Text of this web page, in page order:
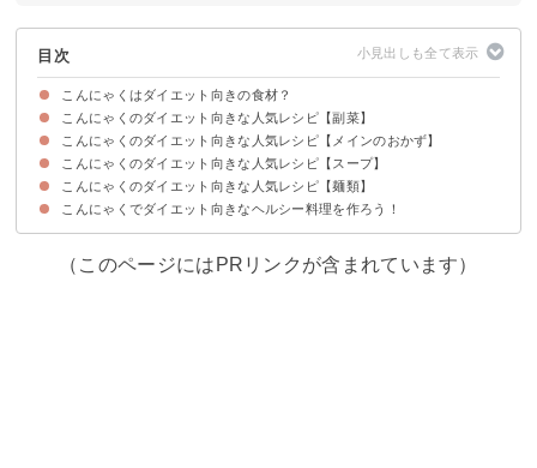
目次
こんにゃくはダイエット向きの食材？
こんにゃくがダイエット向きな理由・効果
こんにゃくのダイエット向きな食べ方・調理法
こんにゃくのダイエット向きな人気レシピ【副菜】
①こんにゃくの甘辛煮
②刺身こんにゃくとわかめのナムル
③作り置きに最適な照り焼きこんにゃく
④こんにゃくときのこの和え物
⑤糸こんにゃくとツナのきんぴら
⑥こんにゃくと豆腐の白和え
こんにゃくのダイエット向きな人気レシピ【メインのおかず】
①大根とこんにゃくのピリ辛煮
②厚揚げこんにゃく味噌煮込み
③えのきとピリ辛こんにゃく
④鶏ごぼうこんにゃく
⑤牛すじ煮込み
⑥豚バラこんにゃく
⑦こんにゃくステーキ
こんにゃくのダイエット向きな人気レシピ【スープ】
①精進料理・けんちん汁
②腸内改善ねばねばスープ
③サンラータン風味ダイエットスープ
④糸こんにゃくの味噌キムチスープ
⑤きのことこんにゃくのダイエットスープ
こんにゃくのダイエット向きな人気レシピ【麺類】
①糸こんにゃく和風パスタ
②糸こんにゃくの担々麺
③糸こんにゃくのソース焼きそば
④糸こんにゃくで冷麺
こんにゃくでダイエット向きなヘルシー料理を作ろう！
（このページにはPRリンクが含まれています）